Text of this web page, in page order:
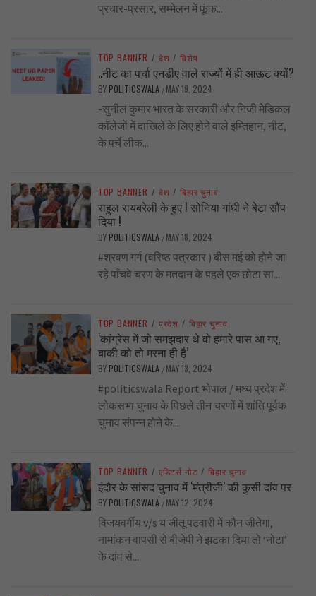
प्रचार-प्रसार, सम्मेलन में फूंक...
TOP BANNER / देश / विशेष
..नीट का पर्चा एनडीए वाले राज्यों में ही आऊट क्यों?
BY POLITICSWALA / MAY 19, 2024
-सुनील कुमार भारत के सरकारी और निजी मेडिकल
कॉलेजों में दाखिले के लिए होने वाले इम्तिहान, नीट,
के पर्चे लीक...
TOP BANNER / देश / बिहार चुनाव
राहुल रायबरेली के हुए ! सोनिया गांधी ने बेटा सौंप
दिया !
BY POLITICSWALA / MAY 18, 2024
#श्रवण गर्ग (वरिष्ठ पत्रकार ) बीस मई को होने जा
रहे पाँचवे चरण के मतदान के पहले एक छोटा सा...
TOP BANNER / प्रदेश / बिहार चुनाव
‘कांग्रेस में जो समझदार थे वो हमारे पास आ गए,
बाकी को तो मरना ही है’
BY POLITICSWALA / MAY 13, 2024
#politicswala Report भोपाल / मध्य प्रदेश में
लोकसभा चुनाव के पिछले तीन चरणों में शांति पूर्वक
चुनाव संपन्न होने के...
TOP BANNER / एडिटर्स नोट / बिहार चुनाव
इंदौर के सांसद चुनाव में ‘मंत्रीजी’ की कुर्सी दांव पर
BY POLITICSWALA / MAY 12, 2024
विजयवर्गीय v/s य जीतू पटवारी में कौन जीतेगा,
नामांकन वापसी से बीजेपी ने झटका दिया तो ‘नोटा’
के दांव से...